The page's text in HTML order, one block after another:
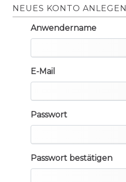
NEUES KONTO ANLEGEN
Anwendername
E-Mail
Passwort
Passwort bestätigen